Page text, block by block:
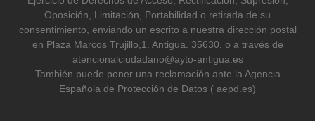
Oposición, Limitación, Portabilidad o retirada de su
consentimiento, enviando un escrito a nuestra dirección postal
en Plaza Marcos Trujillo,1. Antigua. 35630, o a través de
atencionalciudadano@ayto-antigua.es
También puede poner una reclamación ante la Agencia
Española de Protección de Datos ( aepd.es)